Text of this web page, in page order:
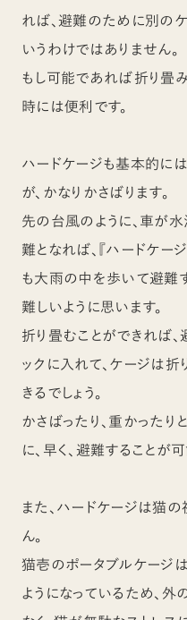
れば、避難のために別の
いうわけではありません。
もし可能であれば折り畳
時には便利です。
ハードケージも基本的に
が、かなりかさばります。
先の台風のように、車が
難となれば、『ハードケー
も大雨の中を歩いて避難す
難しいように思います。
折り畳むことができれば、
ックに入れて、ケージは折
きるでしょう。
かさばったり、重かったり
に、早く、避難することが可
また、ハードケージは猫
ん。
猫壱のポータブルケージ
ようになっているため、外